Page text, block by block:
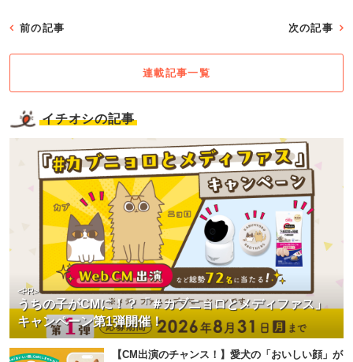
前の記事 次の記事
連載記事一覧
イチオシの記事
うちの子がCMに！？「＃カブニョロとメディファス」
キャンペーン第1弾開催！
<PR>
【CM出演のチャンス！】愛犬の「おいしい顔」が